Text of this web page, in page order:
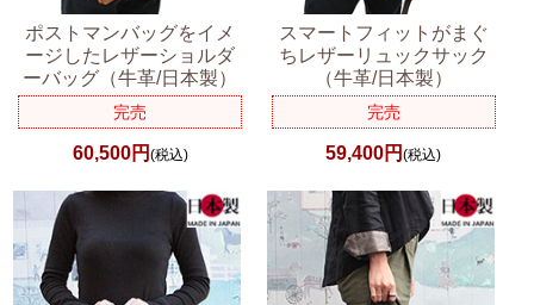
ポストマンバッグをイメ
ージしたレザーショルダ
ーバッグ（牛革/日本製）
完売
60,500円 (税込)
スマートフィットがまぐ
ちレザーリュックサック
（牛革/日本製）
完売
59,400円(税込)